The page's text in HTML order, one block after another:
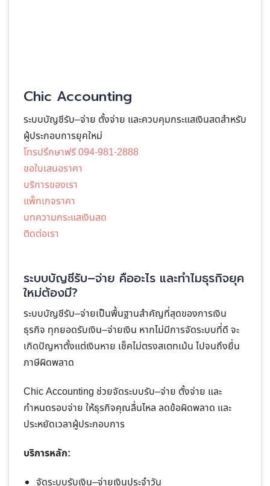
Chic Accounting
ระบบบัญชีรับ–จ่าย ตั้งจ่าย และควบคุมกระแสเงินสดสำหรับ
ผู้ประกอบการยุคใหม่
โทรปรึกษาฟรี 094-981-2888
ขอใบเสนอราคา
บริการของเรา
แพ็กเกจราคา
บทความกระแสเงินสด
ติดต่อเรา
ระบบบัญชีรับ–จ่าย คืออะไร และทำไมธุรกิจยุค
ใหม่ต้องมี?
ระบบบัญชีรับ–จ่ายเป็นพื้นฐานสำคัญที่สุดของการเงิน
ธุรกิจ ทุกยอดรับเงิน–จ่ายเงิน หากไม่มีการจัดระบบที่ดี จะ
เกิดปัญหาตั้งแต่เงินหาย เช็คไม่ตรงสเตทเม้น ไปจนถึงยื่น
ภาษีผิดพลาด
Chic Accounting ช่วยจัดระบบรับ–จ่าย ตั้งจ่าย และ
กำหนดรอบจ่าย ให้ธุรกิจคุณลื่นไหล ลดข้อผิดพลาด และ
ประหยัดเวลาผู้ประกอบการ
บริการหลัก:
จัดระบบรับเงิน–จ่ายเงินประจำวัน